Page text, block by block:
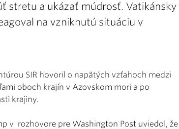
stretu a ukázať múdrosť. Vatikánsky
na vzniknutú situáciu v
SIR hovoril o napätých vzťahoch medzi
oboch krajín v Azovskom mori a po
krajiny.
v rozhovore pre Washington Post uviedol, že